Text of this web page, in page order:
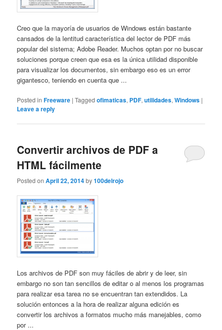
Creo que la mayoría de usuarios de Windows están bastante
cansados de la lentitud característica del lector de PDF más
popular del sistema; Adobe Reader. Muchos optan por no buscar
soluciones porque creen que esa es la única utilidad disponible
para visualizar los documentos, sin embargo eso es un error
gigantesco, teniendo en cuenta que ...
Posted in Freeware |Tagged ofimaticas, PDF,utilidades,Windows |
Leave a reply
Convertir archivos de PDF a
HTML fácilmente
Posted onApril 22, 2014by100delrojo
Los archivos de PDF son muy fáciles de abrir y de leer, sin
embargo no son tan sencillos de editar o al menos los programas
para realizar esa tarea no se encuentran tan extendidos. La
solución entonces a la hora de realizar alguna edición es
convertir los archivos a formatos mucho más manejables, como
por ...